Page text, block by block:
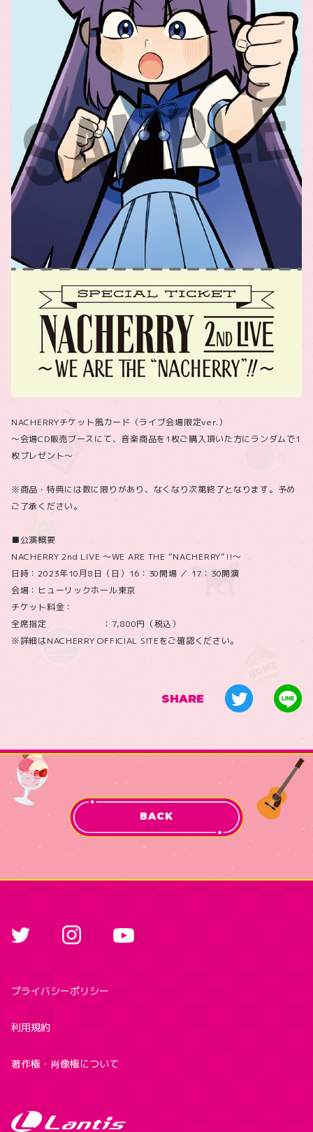
NACHERRYチケット風カード（ライブ会場限定ver.）
～会場CD販売ブースにて、音楽商品を1枚ご購入頂いた方にランダムで1
枚プレゼント～
※商品・特典には数に限りがあり、なくなり次第終了となります。予め
ご了承ください。
■公演概要
NACHERRY 2nd LIVE 〜WE ARE THE “NACHERRY”!!〜
日時：2023年10月8日（日）16：30開場 ／ 17：30開演
会場：ヒューリックホール東京
チケット料金：
全席指定 ：7,800円（税込）
※詳細はNACHERRY OFFICIAL SITEをご確認ください。
SHARE
BACK
プライバシーポリシー
利用規約
著作権・肖像権について